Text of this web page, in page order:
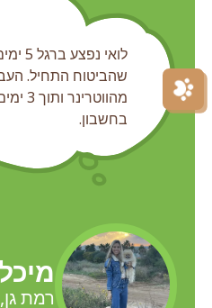
לואי
שהביטוח התחיל.
בחשבון.
רמת